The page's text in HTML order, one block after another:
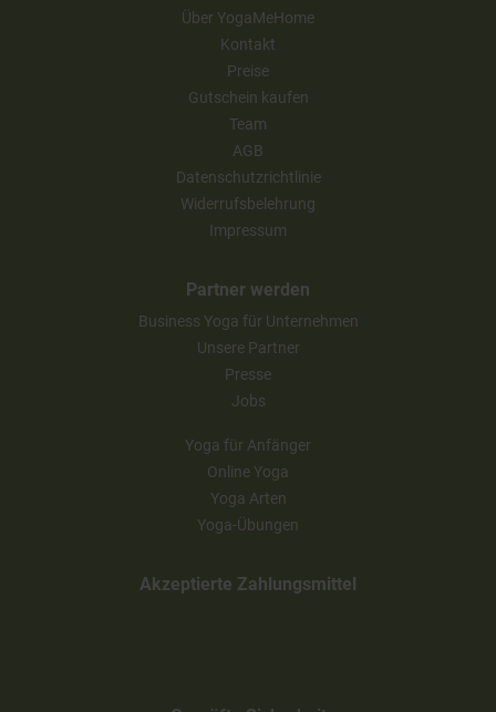
Über YogaMeHome
Kontakt
Preise
Gutschein kaufen
Team
AGB
Datenschutzrichtlinie
Widerrufsbelehrung
Impressum
Partner werden
Business Yoga für Unternehmen
Unsere Partner
Presse
Jobs
Yoga für Anfänger
Online Yoga
Yoga Arten
Yoga-Übungen
Akzeptierte Zahlungsmittel